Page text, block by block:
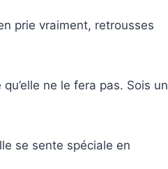
prie vraiment, retrousses
ne le fera pas. Sois un
se sente spéciale en